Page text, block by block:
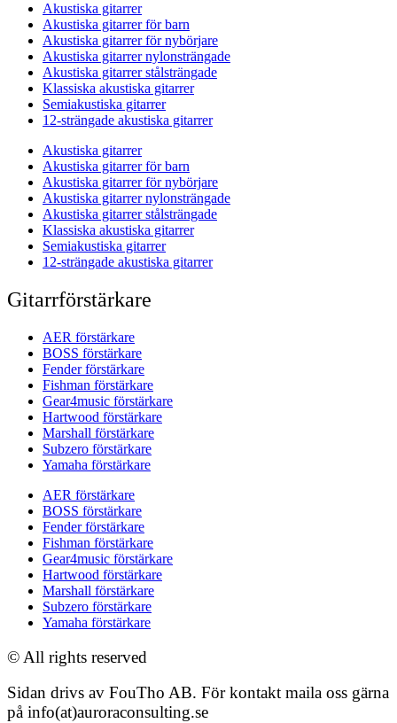
Akustiska gitarrer
Akustiska gitarrer för barn
Akustiska gitarrer för nybörjare
Akustiska gitarrer nylonsträngade
Akustiska gitarrer stålsträngade
Klassiska akustiska gitarrer
Semiakustiska gitarrer
12-strängade akustiska gitarrer
Akustiska gitarrer
Akustiska gitarrer för barn
Akustiska gitarrer för nybörjare
Akustiska gitarrer nylonsträngade
Akustiska gitarrer stålsträngade
Klassiska akustiska gitarrer
Semiakustiska gitarrer
12-strängade akustiska gitarrer
Gitarrförstärkare
AER förstärkare
BOSS förstärkare
Fender förstärkare
Fishman förstärkare
Gear4music förstärkare
Hartwood förstärkare
Marshall förstärkare
Subzero förstärkare
Yamaha förstärkare
AER förstärkare
BOSS förstärkare
Fender förstärkare
Fishman förstärkare
Gear4music förstärkare
Hartwood förstärkare
Marshall förstärkare
Subzero förstärkare
Yamaha förstärkare
© All rights reserved
Sidan drivs av FouTho AB. För kontakt maila oss gärna
på info(at)auroraconsulting.se